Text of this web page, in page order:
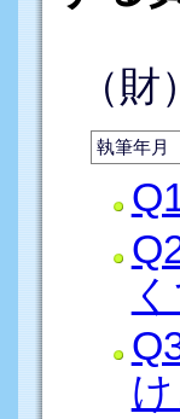
（
執筆年月